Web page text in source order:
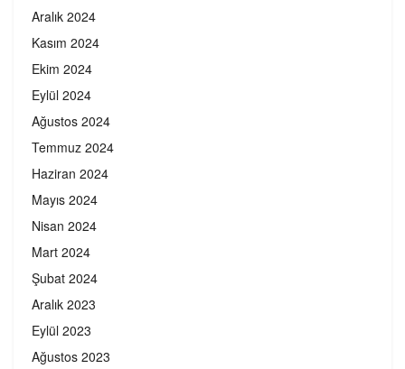
Aralık 2024
Kasım 2024
Ekim 2024
Eylül 2024
Ağustos 2024
Temmuz 2024
Haziran 2024
Mayıs 2024
Nisan 2024
Mart 2024
Şubat 2024
Aralık 2023
Eylül 2023
Ağustos 2023